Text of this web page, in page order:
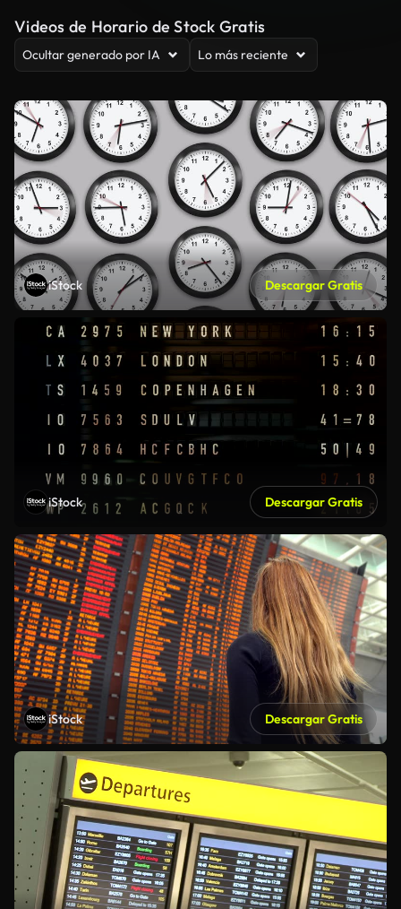
Videos de Horario de Stock Gratis
Ocultar generado por IA Lo más reciente
iStock Descargar Gratis
iStock Descargar Gratis
iStock Descargar Gratis